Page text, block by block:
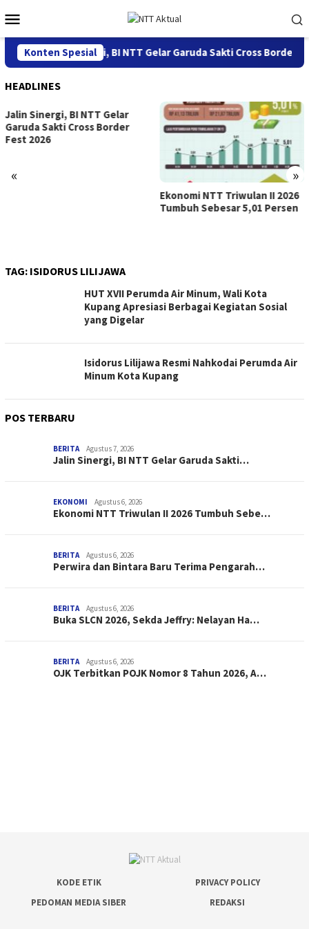
ke
kontenMobile
Konten Spesial
Jalin Sinergi, BI NTT Gelar Garuda Sakti Cross Border
HEADLINES
« »
Jalin Sinergi, BI NTT Gelar
Garuda Sakti Cross Border
Fest 2026
Ekonomi NTT Triwulan II 2026
Tumbuh Sebesar 5,01 Persen
TAG: ISIDORUS LILIJAWA
HUT XVII Perumda Air Minum, Wali Kota
Kupang Apresiasi Berbagai Kegiatan Sosial
yang Digelar
Isidorus Lilijawa Resmi Nahkodai Perumda Air
Minum Kota Kupang
POS TERBARU
BERITA Agustus 7, 2026
Jalin Sinergi, BI NTT Gelar Garuda Sakti…
EKONOMI Agustus 6, 2026
Ekonomi NTT Triwulan II 2026 Tumbuh Sebe…
BERITA Agustus 6, 2026
Perwira dan Bintara Baru Terima Pengarah…
BERITA Agustus 6, 2026
Buka SLCN 2026, Sekda Jeffry: Nelayan Ha…
BERITA Agustus 6, 2026
OJK Terbitkan POJK Nomor 8 Tahun 2026, A…
KODE ETIK
PRIVACY POLICY
PEDOMAN MEDIA SIBER
REDAKSI